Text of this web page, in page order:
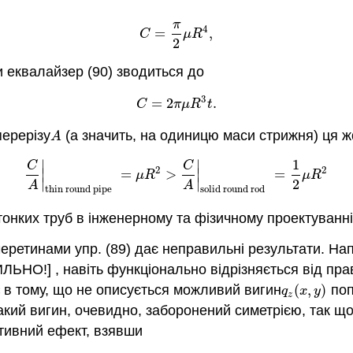
C =
π
2
μR4,
(7.6.9)C= π 2μ
еквалайзер (90) зводиться до
C = 2πμR3t.
(7.6.10) C=2πμR
A
A (а значить, на одиницю маси стрижня) ця
C
A
∣
∣
∣
thin round pipe
= μR2 >
C
A
∣
∣
∣
solid round rod
=
1
2
μR2
C A thin round pipe= μ 2> C solid round rod=
труб в інженерному та фізичному
упр. (89) дає неправильні результати.
, навіть функціонально відрізняється від
тому, що не описується можливий вигинqz (x, y)
qz(x, y)
вигин, очевидно, заборонений симетрією, так
ефект, взявши